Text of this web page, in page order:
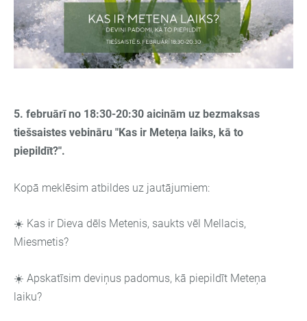
5. februārī no 18:30-20:30 aicinām uz bezmaksas
tiešsaistes vebināru "Kas ir Meteņa laiks, kā to
piepildīt?".
Kopā meklēsim atbildes uz jautājumiem:
☀️ Kas ir Dieva dēls Metenis, saukts vēl Mellacis,
Miesmetis?
☀️ Apskatīsim deviņus padomus, kā piepildīt Meteņa
laiku?